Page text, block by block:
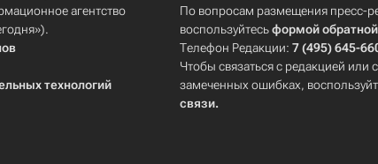
агентство
технологий
По вопросам размещения пресс-
воспользуйтесьформой
Телефон Редакции:7 (495) 645-
Чтобы связаться с редакцией или
замеченных ошибках,
связи.